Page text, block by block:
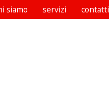
siamo servizi contatti